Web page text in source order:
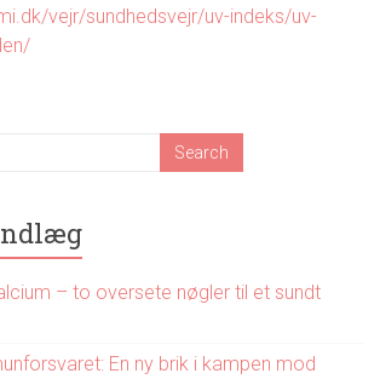
vejr/sundhedsvejr/uv-indeks/uv-
– to oversete nøgler til et sundt
En ny brik i kampen mod